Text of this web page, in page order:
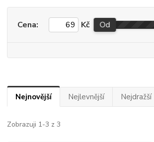
Cena: Kč Od
Nejnovější Nejlevnější Nejdražší
Zobrazuji 1-3 z 3